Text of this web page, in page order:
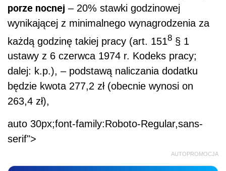
porze nocnej – 20% stawki godzinowej
wynikającej z minimalnego wynagrodzenia za
każdą godzinę takiej pracy (art. 151 8 § 1
ustawy z 6 czerwca 1974 r. Kodeks pracy;
dalej: k.p.), – podstawą naliczania dodatku
będzie kwota 277,2 zł (obecnie wynosi on
263,4 zł),
auto 30px;font-family:Roboto-Regular,sans-
serif">
AUTOPROMOCJA